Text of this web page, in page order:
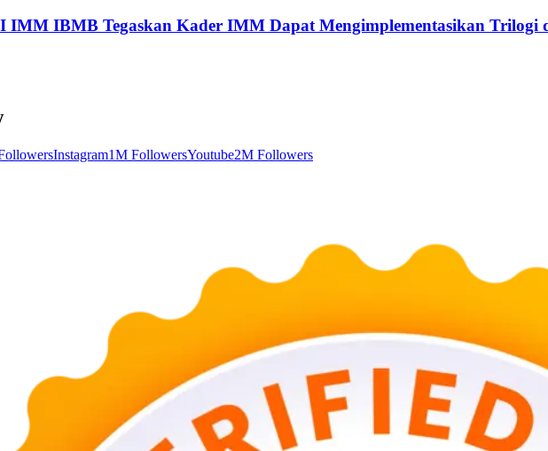
IMM IBMB Tegaskan Kader IMM Dapat Mengimplementasikan Trilogi
Instagram1M FollowersYoutube2M Followers